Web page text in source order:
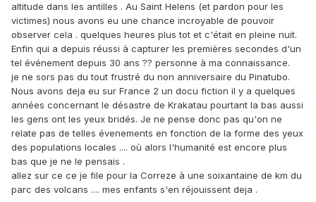
altitude dans les antilles . Au Saint Helens (et pardon pour les
victimes) nous avons eu une chance incroyable de pouvoir
observer cela . quelques heures plus tot et c'était en pleine nuit.
Enfin qui a depuis réussi à capturer les premières secondes d'un
tel événement depuis 30 ans ?? personne à ma connaissance.
je ne sors pas du tout frustré du non anniversaire du Pinatubo.
Nous avons deja eu sur France 2 un docu fiction il y a quelques
années concernant le désastre de Krakatau pourtant la bas aussi
les gens ont les yeux bridés. Je ne pense donc pas qu'on ne
relate pas de telles évenements en fonction de la forme des yeux
des populations locales .... où alors l'humanité est encore plus
bas que je ne le pensais .
allez sur ce ce je file pour la Correze à une soixantaine de km du
parc des volcans .... mes enfants s'en réjouissent deja .